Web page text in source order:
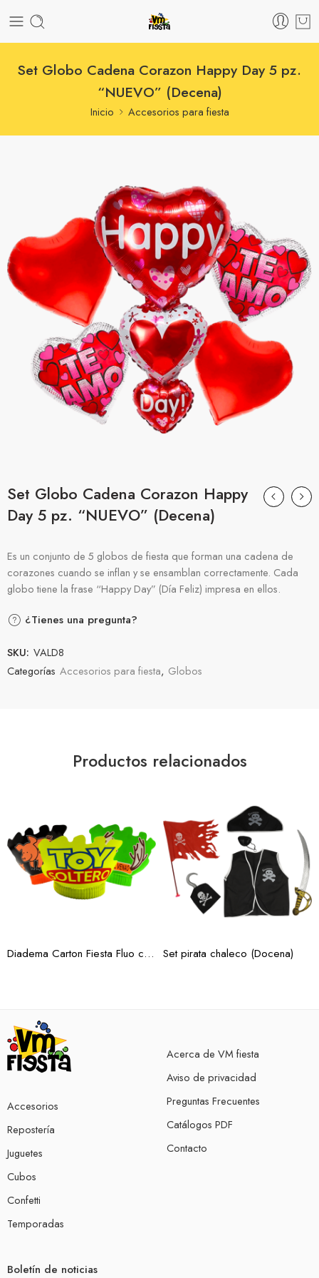
Set Globo Cadena Corazon Happy Day 5 pz.
“NUEVO” (Decena)
Inicio Accesorios para fiesta
Set Globo Cadena Corazon Happy
Day 5 pz. “NUEVO” (Decena)
Es un conjunto de 5 globos de fiesta que forman una cadena de
corazones cuando se inflan y se ensamblan correctamente. Cada
globo tiene la frase “Happy Day” (Día Feliz) impresa en ellos.
¿Tienes una pregunta?
SKU: VALD8
Categorías Accesorios para fiesta, Globos
Productos relacionados
Diadema Carton Fiesta Fluo c/12 (Docena) Set pirata chaleco (Docena)
Accesorios
Repostería
Juguetes
Cubos
Confetti
Temporadas
Acerca de VM fiesta
Aviso de privacidad
Preguntas Frecuentes
Catálogos PDF
Contacto
Boletín de noticias